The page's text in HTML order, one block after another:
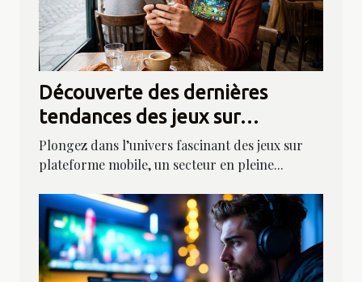
Découverte des dernières
tendances des jeux sur
plateforme mobile
Plongez dans l’univers fascinant des jeux sur
plateforme mobile, un secteur en pleine...